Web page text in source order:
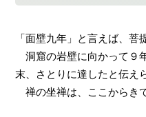
「面壁九年」と言えば、菩
洞窟の岩壁に向かって９
末、さとりに達したと伝え
禅の坐禅は、ここからき